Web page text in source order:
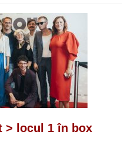
> locul 1 în box